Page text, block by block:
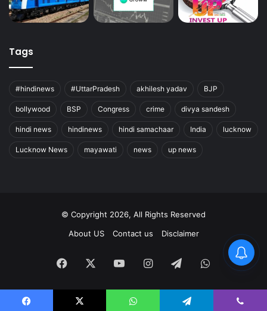
Tags
#hindinews #UttarPradesh akhilesh yadav BJP
bollywood BSP Congress crime divya sandesh
hindi news hindinews hindi samachaar India lucknow
Lucknow News mayawati news up news
© Copyright 2026, All Rights Reserved
About US
Contact us Disclaimer
Facebook YouTubeInstagramTelegramWhatsApp